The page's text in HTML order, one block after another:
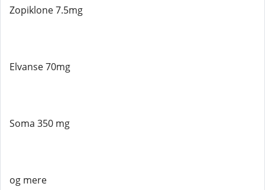
Zopiklone 7.5mg
Elvanse 70mg
Soma 350 mg
og mere